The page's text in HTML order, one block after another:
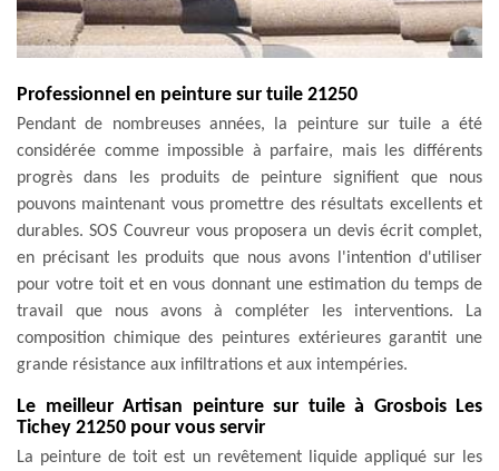
Professionnel en peinture sur tuile 21250
Pendant de nombreuses années, la peinture sur tuile a été
considérée comme impossible à parfaire, mais les différents
progrès dans les produits de peinture signifient que nous
pouvons maintenant vous promettre des résultats excellents et
durables. SOS Couvreur vous proposera un devis écrit complet,
en précisant les produits que nous avons l'intention d'utiliser
pour votre toit et en vous donnant une estimation du temps de
travail que nous avons à compléter les interventions. La
composition chimique des peintures extérieures garantit une
grande résistance aux infiltrations et aux intempéries.
Le meilleur Artisan peinture sur tuile à Grosbois Les
Tichey 21250 pour vous servir
La peinture de toit est un revêtement liquide appliqué sur les